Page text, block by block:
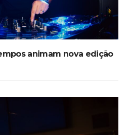
animam nova edição